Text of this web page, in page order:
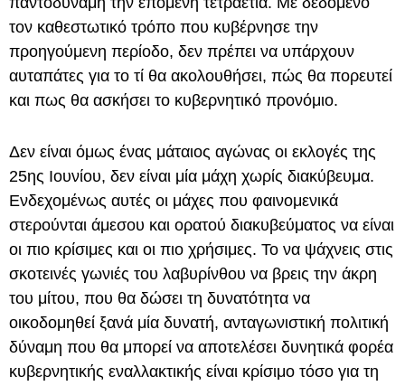
τον καθεστωτικό τρόπο που κυβέρνησε την
προηγούμενη περίοδο, δεν πρέπει να υπάρχουν
αυταπάτες για το τί θα ακολουθήσει, πώς θα πορευτεί
και πως θα ασκήσει το κυβερνητικό προνόμιο.
Δεν είναι όμως ένας μάταιος αγώνας οι εκλογές της
25ης Ιουνίου, δεν είναι μία μάχη χωρίς διακύβευμα.
Ενδεχομένως αυτές οι μάχες που φαινομενικά
στερούνται άμεσου και ορατού διακυβεύματος να είναι
οι πιο κρίσιμες και οι πιο χρήσιμες. Το να ψάχνεις στις
σκοτεινές γωνιές του λαβυρίνθου να βρεις την άκρη
του μίτου, που θα δώσει τη δυνατότητα να
οικοδομηθεί ξανά μία δυνατή, ανταγωνιστική πολιτική
δύναμη που θα μπορεί να αποτελέσει δυνητικά φορέα
κυβερνητικής εναλλακτικής είναι κρίσιμο τόσο για τη